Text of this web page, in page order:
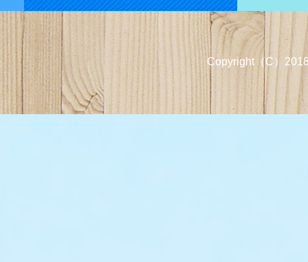
Copyright（C）